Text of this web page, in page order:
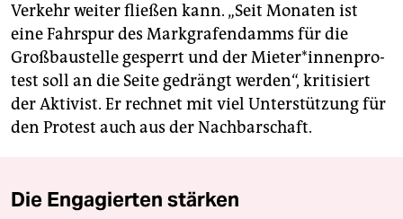
Verkehr weiter fließen kann. „Seit Monaten ist
eine Fahrspur des Markgrafendamms für die
Großbaustelle gesperrt und der Mie­te­r*in­nen­pro­
test soll an die Seite gedrängt werden“, kritisiert
der Aktivist. Er rechnet mit viel Unterstützung für
den Protest auch aus der Nachbarschaft.
Die Engagierten stärken